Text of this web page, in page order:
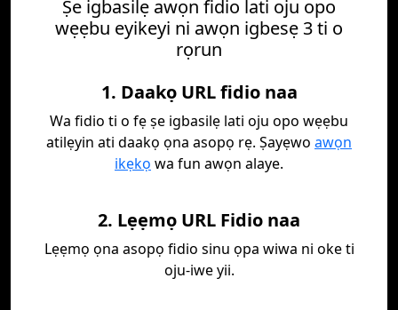
Ṣe igbasilẹ awọn fidio lati oju opo
wẹẹbu eyikeyi ni awọn igbesẹ 3 ti o
rọrun
1. Daakọ URL fidio naa
Wa fidio ti o fẹ ṣe igbasilẹ lati oju opo wẹẹbu
atilẹyin ati daakọ ọna asopọ rẹ. Ṣayẹwo awọn
ikẹkọ wa fun awọn alaye.
2. Lẹẹmọ URL Fidio naa
Lẹẹmọ ọna asopọ fidio sinu ọpa wiwa ni oke ti
oju-iwe yii.